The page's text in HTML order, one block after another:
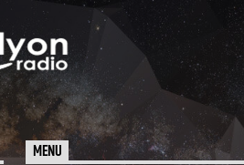
MENU